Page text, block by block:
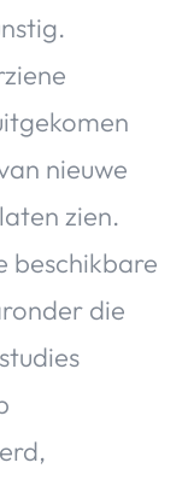
nieuwe
zien.
beschikbare
die